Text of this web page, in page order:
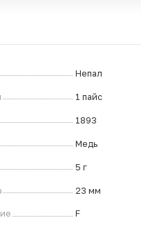
Непал
1 пайс
1893
Медь
5 г
23 мм
F